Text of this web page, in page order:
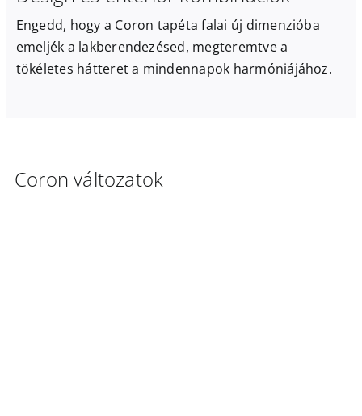
Engedd, hogy a Coron tapéta falai új dimenzióba
emeljék a lakberendezésed, megteremtve a
tökéletes hátteret a mindennapok harmóniájához.
Coron változatok